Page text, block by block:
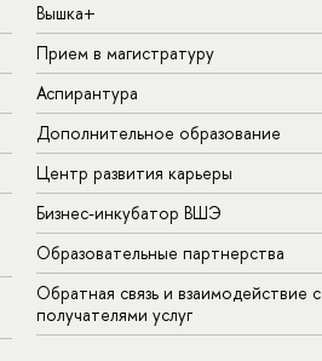
Вышка+
Прием в магистратуру
Аспирантура
Дополнительное образование
Центр развития карьеры
Бизнес-инкубатор ВШЭ
Образовательные партнерства
Обратная связь и взаимодействие с
получателями услуг